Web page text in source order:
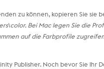
zu können, kopieren Sie sie
Bei Mac legen Sie die
auf die Farbprofile
Publisher. Noch bevor Sie Ihr